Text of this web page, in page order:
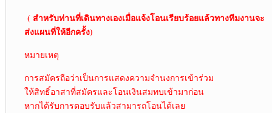
( สำหรับท่านที่เดินทางเองเมื่อแจ้งโอนเรียบร้อยแล้วทางทีมงานจะ
ส่งแผนที่ให้อีกครั้ง)
หมายเหตุ
การสมัครถือว่าเป็นการแสดงความจำนงการเข้าร่วม
ให้สิทธิ์อาสาที่สมัครและโอนเงินสมทบเข้ามาก่อน
หากได้รับการตอบรับแล้วสามารถโอนได้เลย